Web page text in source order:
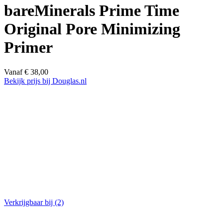
bareMinerals Prime Time
Original Pore Minimizing
Primer
Vanaf € 38,00
Bekijk prijs bij Douglas.nl
Verkrijgbaar bij (2)